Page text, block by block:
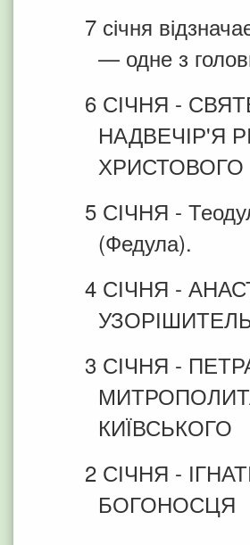
7 січня
— одне з
6 СІЧНЯ -
НАДВЕЧІР'Я
ХРИСТОВОГО
5 СІЧНЯ -
(Федула).
4 СІЧНЯ -
3 СІЧНЯ -
КИЇВСЬКОГО
2 СІЧНЯ -
БОГОНОСЦЯ